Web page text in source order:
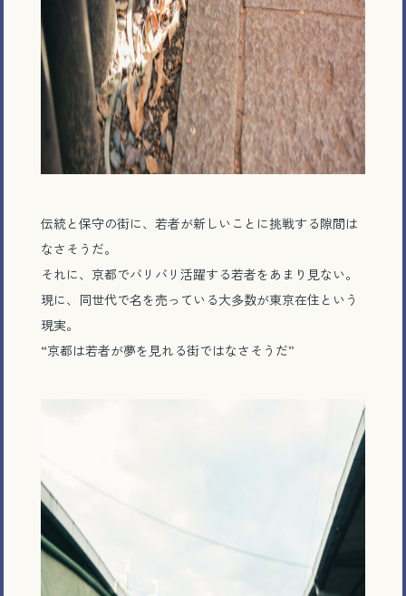
伝統と保守の街に、若者が新しいことに挑戦する隙間は
なさそうだ。
それに、京都でバリバリ活躍する若者をあまり見ない。
現に、同世代で名を売っている大多数が東京在住という
現実。
“京都は若者が夢を見れる街ではなさそうだ”